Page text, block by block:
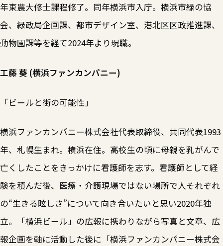
年東農大修士課程修了。同年横浜市入庁。横浜市緑の協
会、緑政局企画課、都市デザイン室、港北区区政推進課、
動物園課等を経て2024年より現職。
工藤 葵 (横浜ファンカンパニー)
「ビールと街の可能性」
横浜ファンカンパニー株式会社代表取締役、共同代表1993
年、札幌生まれ。横浜在住。高校生の頃に母親を乳がんで
亡くしたことをきっかけに看護師を志す。看護師として経
験を積んだ後、医療・介護現場ではない場所で人それぞれ
の“生きる眩しさ”について向き合いたいと思い2020年独
立。「横浜ビール」の広報に携わりながら写真と文章、広
報企画を軸に活動した後に「横浜ファンカンパニー株式会